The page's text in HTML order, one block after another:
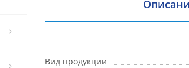
Вид продукции